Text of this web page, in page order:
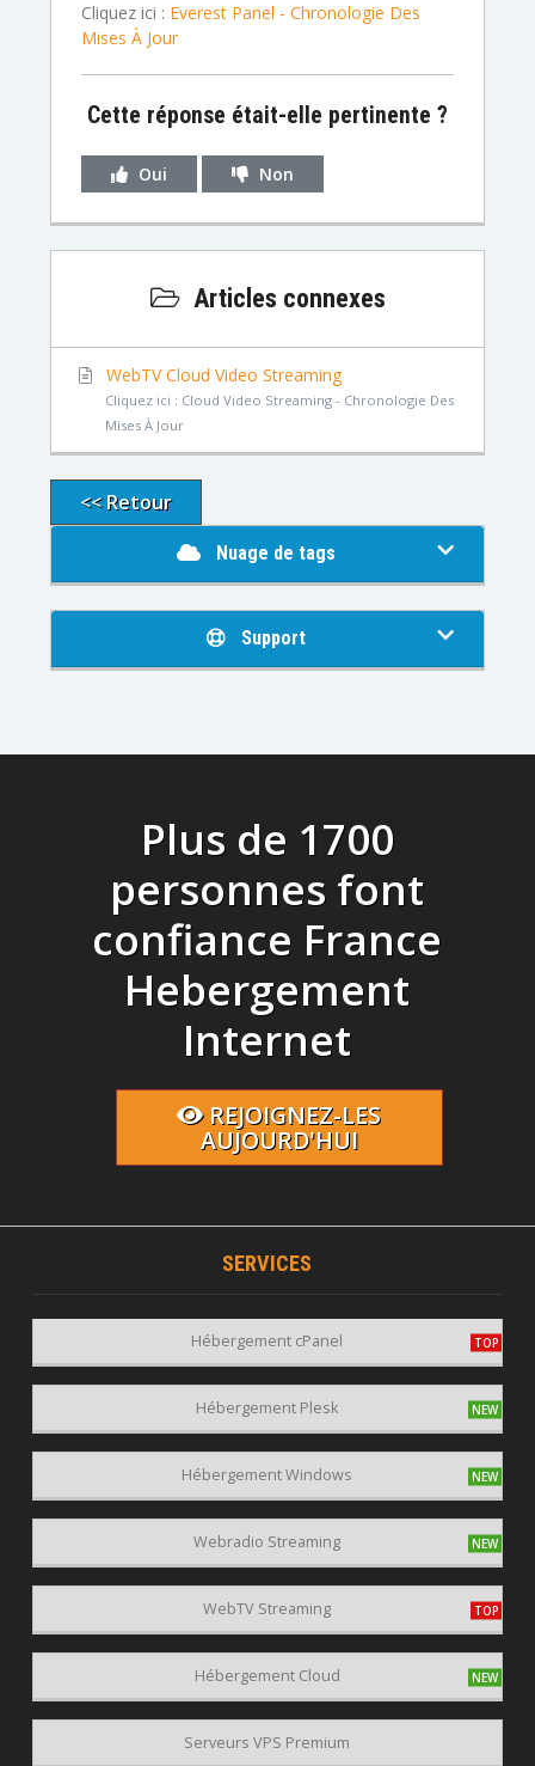
Cliquez ici : Everest Panel - Chronologie Des
Mises À Jour
Cette réponse était-elle pertinente ?
Oui Non
Articles connexes
WebTV Cloud Video Streaming
Cliquez ici : Cloud Video Streaming - Chronologie Des
Mises À Jour
<< Retour
Nuage de tags
Support
Plus de 1700
personnes font
confiance France
Hebergement
Internet
REJOIGNEZ-LES
AUJOURD'HUI
SERVICES
Hébergement cPanel
Hébergement Plesk
Hébergement Windows
Webradio Streaming
WebTV Streaming
Hébergement Cloud
Serveurs VPS Premium